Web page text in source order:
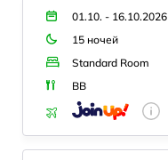
01.10. - 16.10.2026
15 ночей
Standard Room
BB